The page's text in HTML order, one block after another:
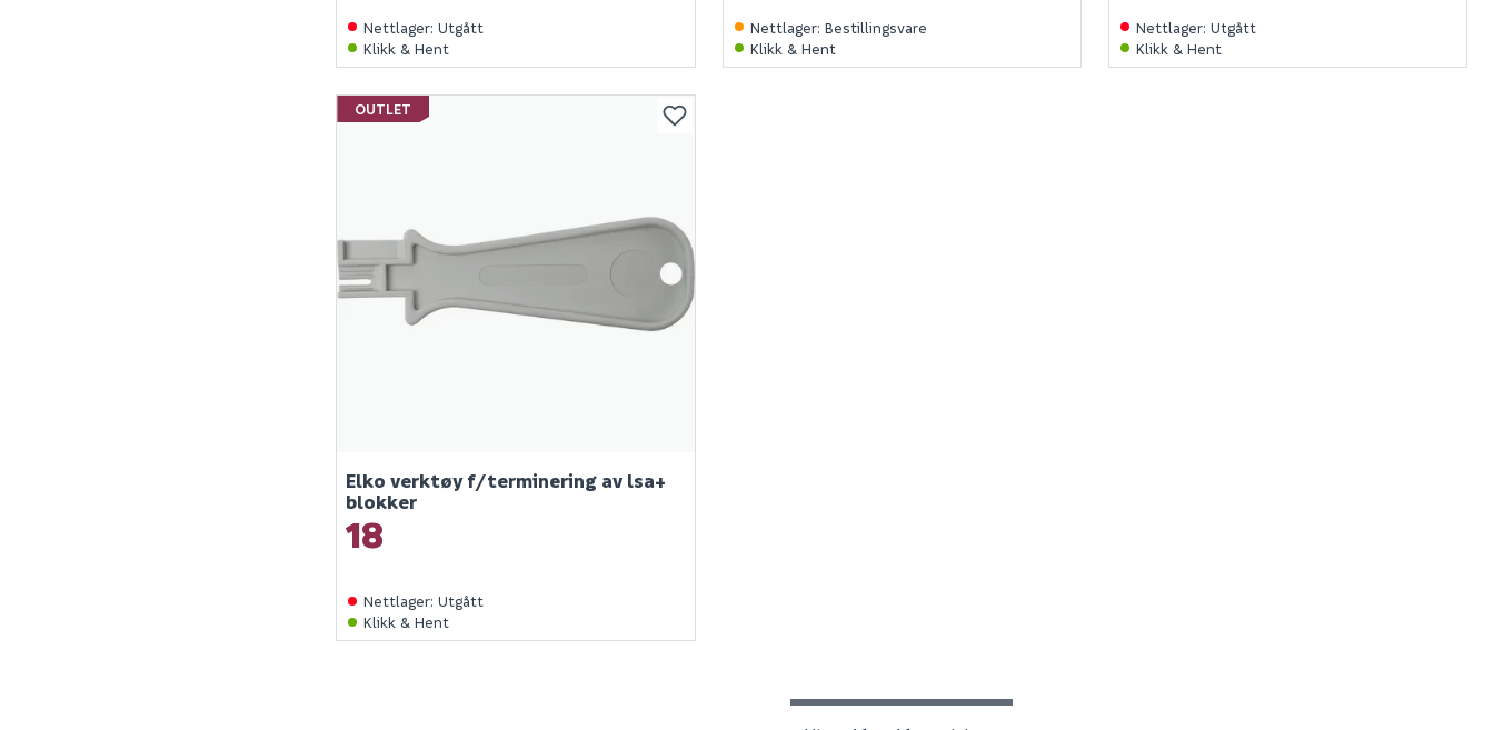
Nettlager:Utgått
Klikk & Hent
Nettlager: Bestillingsvare
Klikk & Hent
Nettlager: Utgått
Klikk & Hent
OUTLET
Elko verktøy f/terminering av lsa+
blokker
18
Nettlager:Utgått
Klikk & Hent